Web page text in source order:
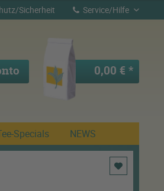
Sicherheit Service/Hilfe
0,00 € *
Specials NEWS